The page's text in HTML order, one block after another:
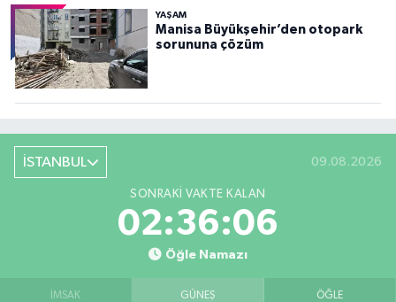
YAŞAM
Manisa Büyükşehir’den otopark
sorununa çözüm
İSTANBUL 09.08.2026
SONRAKI VAKTE KALAN
02:36:04
Öğle Namazı
İMSAK GÜNEŞ ÖĞLE